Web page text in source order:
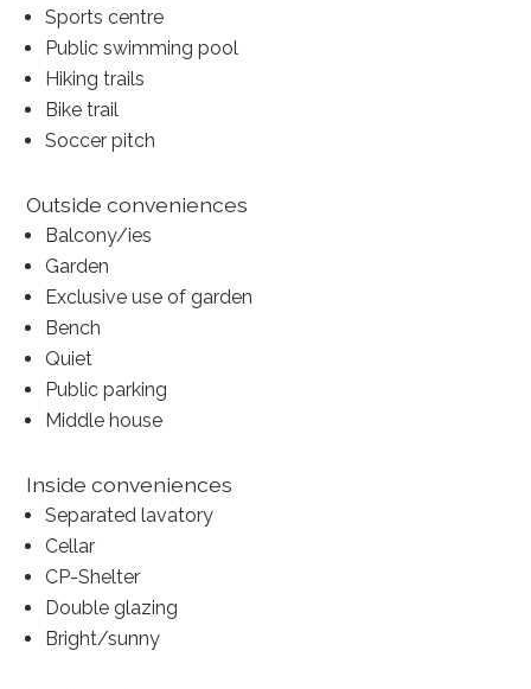
Sports centre
Public swimming pool
Hiking trails
Bike trail
Soccer pitch
Outside conveniences
Balcony/ies
Garden
Exclusive use of garden
Bench
Quiet
Public parking
Middle house
Inside conveniences
Separated lavatory
Cellar
CP-Shelter
Double glazing
Bright/sunny